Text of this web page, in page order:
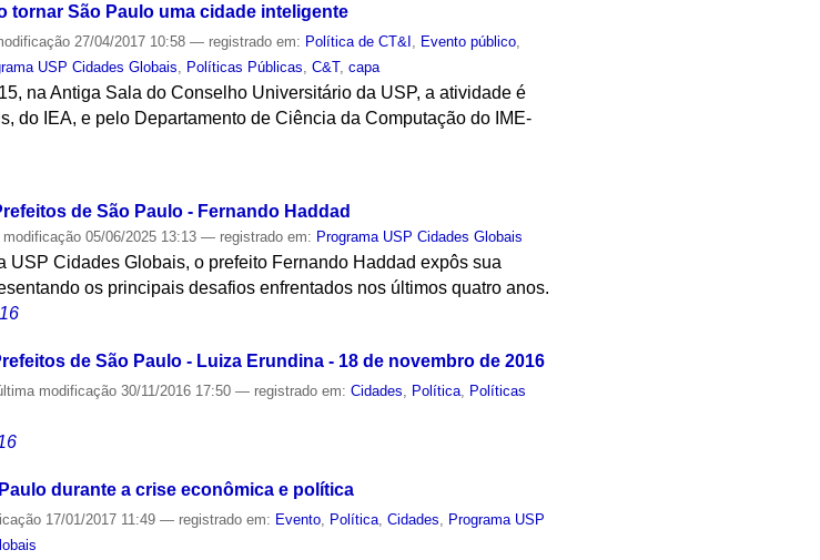
São Paulo uma cidade inteligente
27/04/2017 10:58— registrado em: Política de CT&I Evento público
USP Cidades Globais Políticas Públicas ,C&T,capa
na Antiga Sala do Conselho Universitário da USP, a atividade é
do IEA, e pelo Departamento de Ciência da Computação do IME-
de São Paulo - Fernando Haddad
modificação 05/06/2025 13:13— registrado em: Programa USP Cidades Globais
USP Cidades Globais, o prefeito Fernando Haddad expôs sua
os principais desafios enfrentados nos últimos quatro anos.
de São Paulo - Luiza Erundina - 18 de novembro de 2016
modificação 30/11/2016 17:50— registrado em:Cidades Política
Políticas
durante a crise econômica e política
17/01/2017 11:49— registrado em: Evento Política ,Cidades
Programa USP